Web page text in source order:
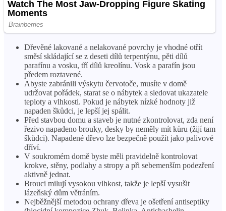
Dřevěné lakované a nelakované povrchy je vhodné otřít
směsí skládající se z deseti dílů terpentýnu, pěti dílů
parafínu a vosku, tří dílů kreolínu. Vosk a parafín jsou
předem roztavené.
Abyste zabránili výskytu červotoče, musíte v domě
udržovat pořádek, starat se o nábytek a sledovat ukazatele
teploty a vlhkosti. Pokud je nábytek nízké hodnoty již
napaden škůdci, je lepší jej spálit.
Před stavbou domu a staveb je nutné zkontrolovat, zda není
řezivo napadeno brouky, desky by neměly mít kůru (žijí tam
škůdci). Napadené dřevo lze bezpečně použít jako palivové
dříví.
V soukromém domě byste měli pravidelně kontrolovat
krokve, stěny, podlahy a stropy a při sebemenším podezření
aktivně jednat.
Brouci milují vysokou vlhkost, takže je lepší vysušit
lázeňský dům větráním.
Nejběžnější metodou ochrany dřeva je ošetření antiseptiky